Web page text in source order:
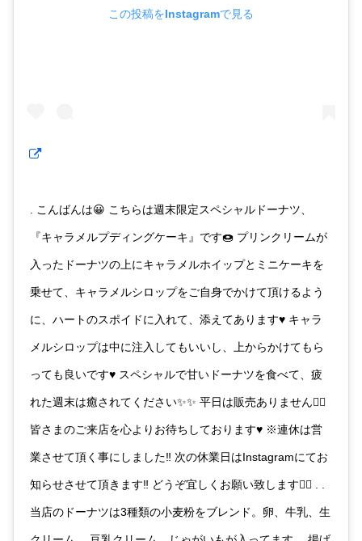
この投稿をInstagramで見る
. こんばんは😀 こちらは週末限定スペシャルドーナツ、
『キャラメルプディングケーキ』です🍩 プリンクリームが
入ったドーナツの上にキャラメルホイップとミニケーキを
乗せて、キャラメルシロップをご自身でかけて頂けるよう
に、ハートのスポイドに入れて、添えてあります♥️ キャラ
メルシロップは中に注入してもいいし、上からかけてもら
っても良いです♥️ スペシャルで甘いドーナツを食べて、疲
れた週末は癒されてください✨✨ 平日は販売ありません🙇‍♂️
皆さまのご来店を心よりお待ちしております♥️ ※連休は営
業させて頂く事にしました‼️ 次の休業日はInstagramにてお
知らせさせて頂きます‼️ どうぞ宜しくお願い致します🙇‍♂️ . .
当店のドーナツは3種類の小麦粉をブレンド。卵、牛乳、生